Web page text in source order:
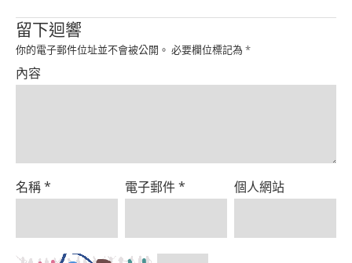
留下迴響
你的電子郵件位址並不會被公開。 必要欄位標記為 *
內容
名稱* 電子郵件* 個人網站